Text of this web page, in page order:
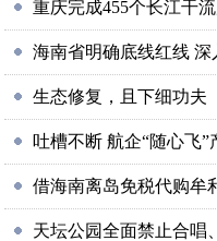
重庆完成455个长江干
海南省明确底线红线
生态修复，且下细功夫
吐槽不断 航企“随心飞”
借海南离岛免税代购牟
天坛公园全面禁止合唱